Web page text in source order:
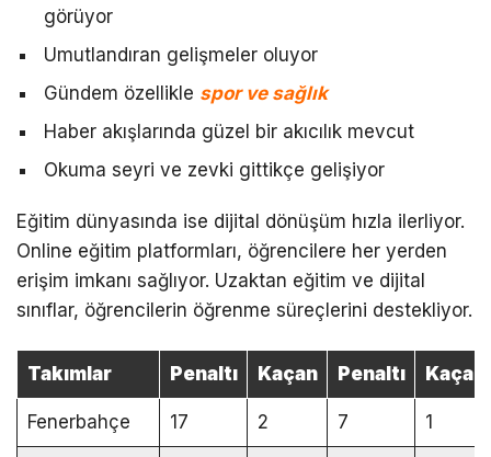
görüyor
Umutlandıran gelişmeler oluyor
Gündem özellikle spor ve sağlık
Haber akışlarında güzel bir akıcılık mevcut
Okuma seyri ve zevki gittikçe gelişiyor
Eğitim dünyasında ise dijital dönüşüm hızla ilerliyor.
Online eğitim platformları, öğrencilere her yerden
erişim imkanı sağlıyor. Uzaktan eğitim ve dijital
sınıflar, öğrencilerin öğrenme süreçlerini destekliyor.
Takımlar Penaltı Kaçan Penaltı Kaçan
Fenerbahçe 17 2 7 1